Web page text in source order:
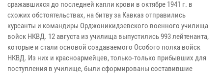
сражавшихся до последней капли крови в октябре 1941 г. в
схожих обстоятельствах, на битву за Кавказ отправились
курсанты и командиры Орджоникидзевского военного училища
войск НКВД. 12 августа из училища выпустились 993 лейтенанта,
которые и стали основой создаваемого Особого полка войск
НКВД. Из них и красноармейцев, только-только прибывших для
поступления в училище, были сформированы составившие